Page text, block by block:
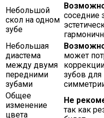
Небольшой
скол на одном
зубе
соседние
Небольшая
диастема
между двумя
передними
зубами
может
зубов для
Общее
изменение
цвета
Не
так как